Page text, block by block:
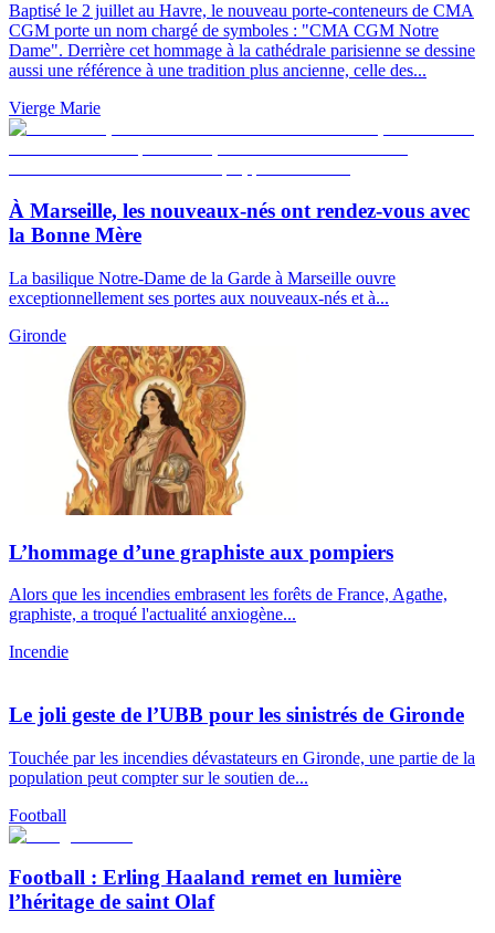
Baptisé le 2 juillet au Havre, le nouveau porte-conteneurs de CMA
CGM porte un nom chargé de symboles : "CMA CGM Notre
Dame". Derrière cet hommage à la cathédrale parisienne se dessine
aussi une référence à une tradition plus ancienne, celle des...
Vierge Marie
À Marseille, les nouveaux-nés ont rendez-vous avec
la Bonne Mère
La basilique Notre-Dame de la Garde à Marseille ouvre
exceptionnellement ses portes aux nouveaux-nés et à...
Gironde
L’hommage d’une graphiste aux pompiers
Alors que les incendies embrasent les forêts de France, Agathe,
graphiste, a troqué l'actualité anxiogène...
Incendie
Le joli geste de l’UBB pour les sinistrés de Gironde
Touchée par les incendies dévastateurs en Gironde, une partie de la
population peut compter sur le soutien de...
Football
Football : Erling Haaland remet en lumière
l’héritage de saint Olaf